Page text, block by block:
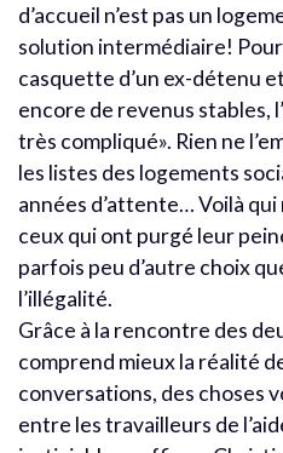
d’accueil n’est pas un
solution intermédiaire! Pour
casquette d’un ex-détenu et
encore de revenus stables,
très compliqué». Rien ne
les listes des logements
années d’attente… Voilà
ceux qui ont purgé leur
parfois peu d’autre choix
l’illégalité.
Grâce à la rencontre des
comprend mieux la réalité
conversations, des choses
entre les travailleurs de